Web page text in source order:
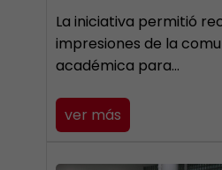
La iniciativa permitió
impresiones de la
académica para…
ver más